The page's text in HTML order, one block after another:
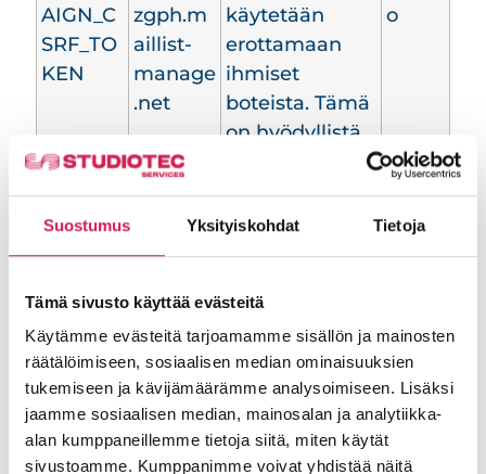
Suostumus Yksityiskohdat Tietoja
Tämä sivusto käyttää evästeitä
Käytämme evästeitä tarjoamamme sisällön ja mainosten
räätälöimiseen, sosiaalisen median ominaisuuksien
tukemiseen ja kävijämäärämme analysoimiseen. Lisäksi
jaamme sosiaalisen median, mainosalan ja analytiikka-
alan kumppaneillemme tietoja siitä, miten käytät
sivustoamme. Kumppanimme voivat yhdistää näitä
AIGN_C
SRF_TO
KEN
zgph.m
aillist-
manage
.net
käytetään
erottamaan
ihmiset
boteista. Tämä
on hyödyllistä
verkkosivustoll
e, jotta se voi
tehdä
verkkosivuston
käytöstä.
o
Mieltymykset (1)
Mieltymysevästeiden avulla sivusto